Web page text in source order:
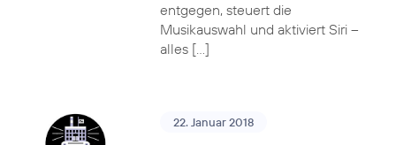
entgegen, steuert die
Musikauswahl und aktiviert Siri –
alles […]
22. Januar 2018